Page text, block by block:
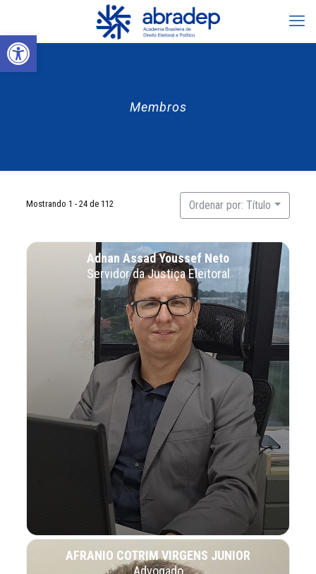
Abrir a barra de ferramentas
Membros
Mostrando 1 - 24 de 112 Ordenar por: Título
Adnan Assad Youssef Neto
Servidor da Justiça Eleitoral
AFRANIO COTRIM VIRGENS JUNIOR
Advogado